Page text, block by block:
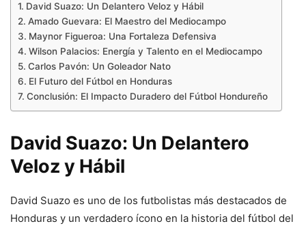
David Suazo: Un Delantero Veloz y Hábil
Amado Guevara: El Maestro del Mediocampo
Maynor Figueroa: Una Fortaleza Defensiva
Wilson Palacios: Energía y Talento en el Mediocampo
Carlos Pavón: Un Goleador Nato
El Futuro del Fútbol en Honduras
Conclusión: El Impacto Duradero del Fútbol Hondureño
David Suazo: Un Delantero
Veloz y Hábil
David Suazo es uno de los futbolistas más destacados de
Honduras y un verdadero ícono en la historia del fútbol del